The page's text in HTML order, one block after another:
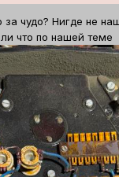
за чудо? Нигде не
что по нашей теме